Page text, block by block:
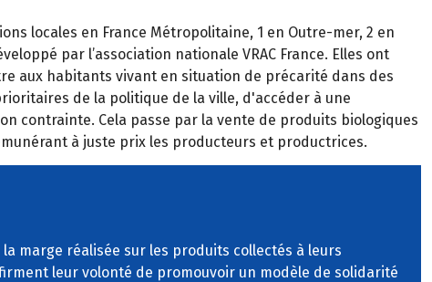
locales en France Métropolitaine, 1 en Outre-mer, 2 en
par l’association nationale VRAC France. Elles ont
aux habitants vivant en situation de précarité dans des
de la politique de la ville, d'accéder à une
contrainte. Cela passe par la vente de produits biologiques
à juste prix les producteurs et productrices.
marge réalisée sur les produits collectés à leurs
leur volonté de promouvoir un modèle de solidarité